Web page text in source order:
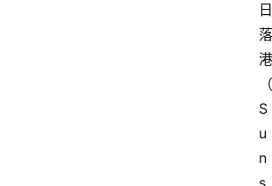
日
落
港
（
S
u
n
s